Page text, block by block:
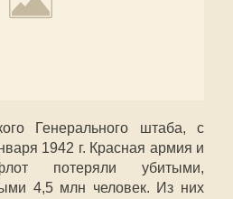
Генерального штаба, с
1942 г. Красная армия и
потеряли убитыми,
4,5 млн человек. Из них